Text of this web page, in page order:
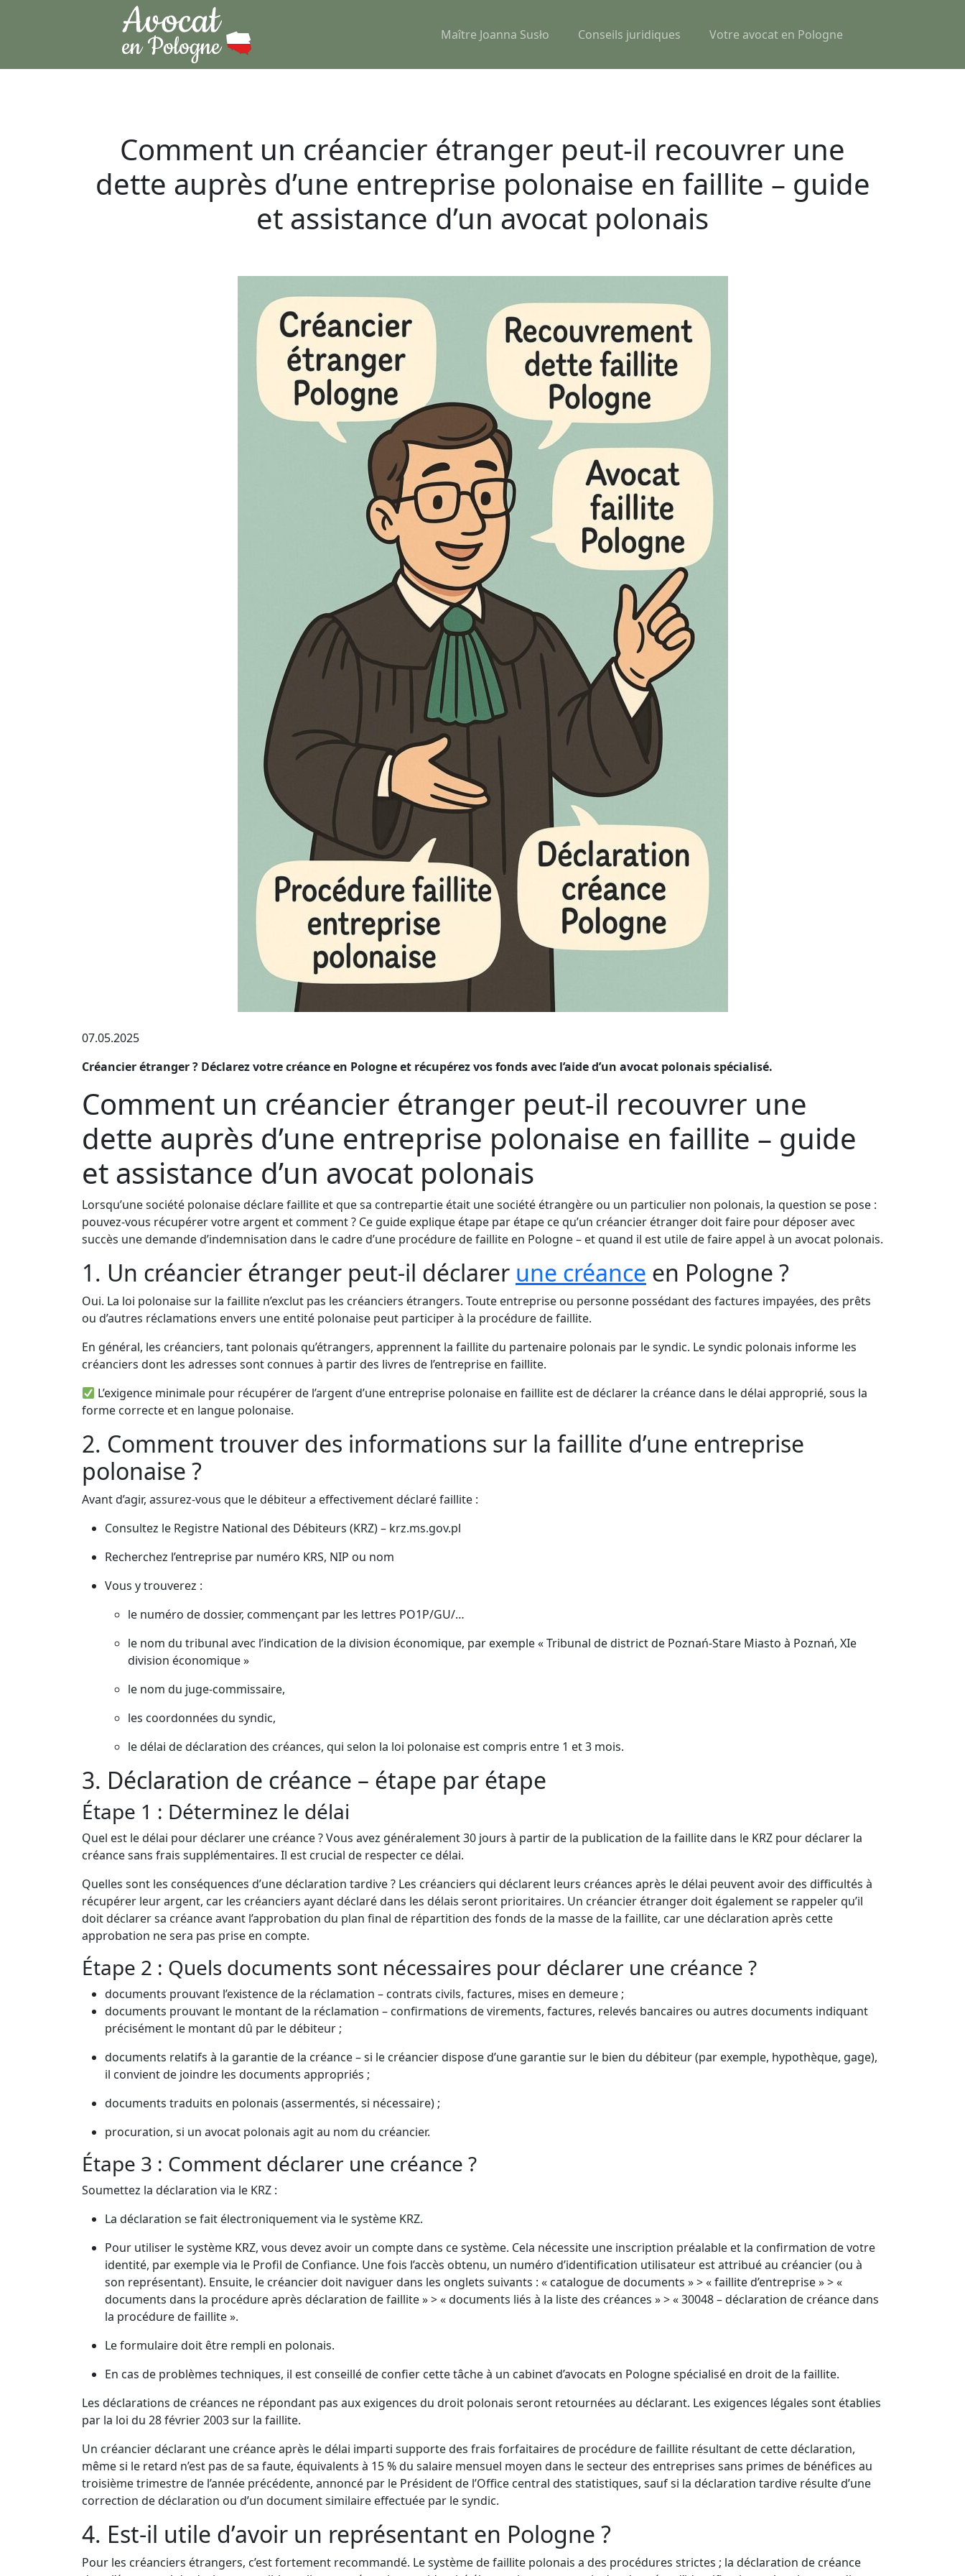
Maître Joanna Susło Conseils juridiques Votre avocat en Pologne
Comment un créancier étranger peut-il recouvrer une
dette auprès d’une entreprise polonaise en faillite – guide
et assistance d’un avocat polonais
07.05.2025
Créancier étranger ? Déclarez votre créance en Pologne et récupérez vos fonds avec l’aide d’un avocat polonais spécialisé.
Comment un créancier étranger peut-il recouvrer une
dette auprès d’une entreprise polonaise en faillite – guide
et assistance d’un avocat polonais
Lorsqu’une société polonaise déclare faillite et que sa contrepartie était une société étrangère ou un particulier non polonais, la question se pose :
pouvez-vous récupérer votre argent et comment ? Ce guide explique étape par étape ce qu’un créancier étranger doit faire pour déposer avec
succès une demande d’indemnisation dans le cadre d’une procédure de faillite en Pologne – et quand il est utile de faire appel à un avocat polonais.
1. Un créancier étranger peut-il déclarer une créance en Pologne ?
Oui. La loi polonaise sur la faillite n’exclut pas les créanciers étrangers. Toute entreprise ou personne possédant des factures impayées, des prêts
ou d’autres réclamations envers une entité polonaise peut participer à la procédure de faillite.
En général, les créanciers, tant polonais qu’étrangers, apprennent la faillite du partenaire polonais par le syndic. Le syndic polonais informe les
créanciers dont les adresses sont connues à partir des livres de l’entreprise en faillite.
L’exigence minimale pour récupérer de l’argent d’une entreprise polonaise en faillite est de déclarer la créance dans le délai approprié, sous la
forme correcte et en langue polonaise.
2. Comment trouver des informations sur la faillite d’une entreprise
polonaise ?
Avant d’agir, assurez-vous que le débiteur a effectivement déclaré faillite :
Consultez le Registre National des Débiteurs (KRZ) – krz.ms.gov.pl
Recherchez l’entreprise par numéro KRS, NIP ou nom
Vous y trouverez :
le numéro de dossier, commençant par les lettres PO1P/GU/…
le nom du tribunal avec l’indication de la division économique, par exemple « Tribunal de district de Poznań-Stare Miasto à Poznań, XIe
division économique »
le nom du juge-commissaire,
les coordonnées du syndic,
le délai de déclaration des créances, qui selon la loi polonaise est compris entre 1 et 3 mois.
3. Déclaration de créance – étape par étape
Étape 1 : Déterminez le délai
Quel est le délai pour déclarer une créance ? Vous avez généralement 30 jours à partir de la publication de la faillite dans le KRZ pour déclarer la
créance sans frais supplémentaires. Il est crucial de respecter ce délai.
Quelles sont les conséquences d’une déclaration tardive ? Les créanciers qui déclarent leurs créances après le délai peuvent avoir des difficultés à
récupérer leur argent, car les créanciers ayant déclaré dans les délais seront prioritaires. Un créancier étranger doit également se rappeler qu’il
doit déclarer sa créance avant l’approbation du plan final de répartition des fonds de la masse de la faillite, car une déclaration après cette
approbation ne sera pas prise en compte.
Étape 2 : Quels documents sont nécessaires pour déclarer une créance ?
documents prouvant l’existence de la réclamation – contrats civils, factures, mises en demeure ;
documents prouvant le montant de la réclamation – confirmations de virements, factures, relevés bancaires ou autres documents indiquant
précisément le montant dû par le débiteur ;
documents relatifs à la garantie de la créance – si le créancier dispose d’une garantie sur le bien du débiteur (par exemple, hypothèque, gage),
il convient de joindre les documents appropriés ;
documents traduits en polonais (assermentés, si nécessaire) ;
procuration, si un avocat polonais agit au nom du créancier.
Étape 3 : Comment déclarer une créance ?
Soumettez la déclaration via le KRZ :
La déclaration se fait électroniquement via le système KRZ.
Pour utiliser le système KRZ, vous devez avoir un compte dans ce système. Cela nécessite une inscription préalable et la confirmation de votre
identité, par exemple via le Profil de Confiance. Une fois l’accès obtenu, un numéro d’identification utilisateur est attribué au créancier (ou à
son représentant). Ensuite, le créancier doit naviguer dans les onglets suivants : « catalogue de documents » > « faillite d’entreprise » > «
documents dans la procédure après déclaration de faillite » > « documents liés à la liste des créances » > « 30048 – déclaration de créance dans
la procédure de faillite ».
Le formulaire doit être rempli en polonais.
En cas de problèmes techniques, il est conseillé de confier cette tâche à un cabinet d’avocats en Pologne spécialisé en droit de la faillite.
Les déclarations de créances ne répondant pas aux exigences du droit polonais seront retournées au déclarant. Les exigences légales sont établies
par la loi du 28 février 2003 sur la faillite.
Un créancier déclarant une créance après le délai imparti supporte des frais forfaitaires de procédure de faillite résultant de cette déclaration,
même si le retard n’est pas de sa faute, équivalents à 15 % du salaire mensuel moyen dans le secteur des entreprises sans primes de bénéfices au
troisième trimestre de l’année précédente, annoncé par le Président de l’Office central des statistiques, sauf si la déclaration tardive résulte d’une
correction de déclaration ou d’un document similaire effectuée par le syndic.
4. Est-il utile d’avoir un représentant en Pologne ?
Pour les créanciers étrangers, c’est fortement recommandé. Le système de faillite polonais a des procédures strictes ; la déclaration de créance